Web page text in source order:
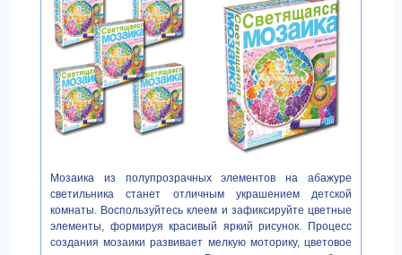
Мозаика из полупрозрачных элементов на абажуре
светильника станет отличным украшением детской
комнаты. Воспользуйтесь клеем и зафиксируйте цветные
элементы, формируя красивый яркий рисунок. Процесс
создания мозаики развивает мелкую моторику, цветовое